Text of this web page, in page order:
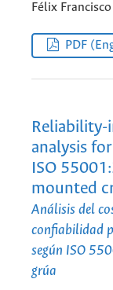
Félix
PDF
analysis
ISO
mounted
Análisis del
confiabilidad
según ISO
grúa